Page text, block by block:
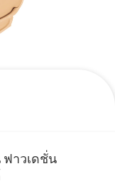
ฟาวเดชั่น